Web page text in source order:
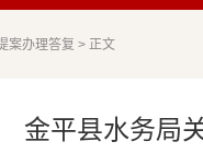
案办理答复 > 正文
金平县水务局